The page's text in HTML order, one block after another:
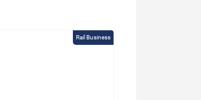
Rail Business